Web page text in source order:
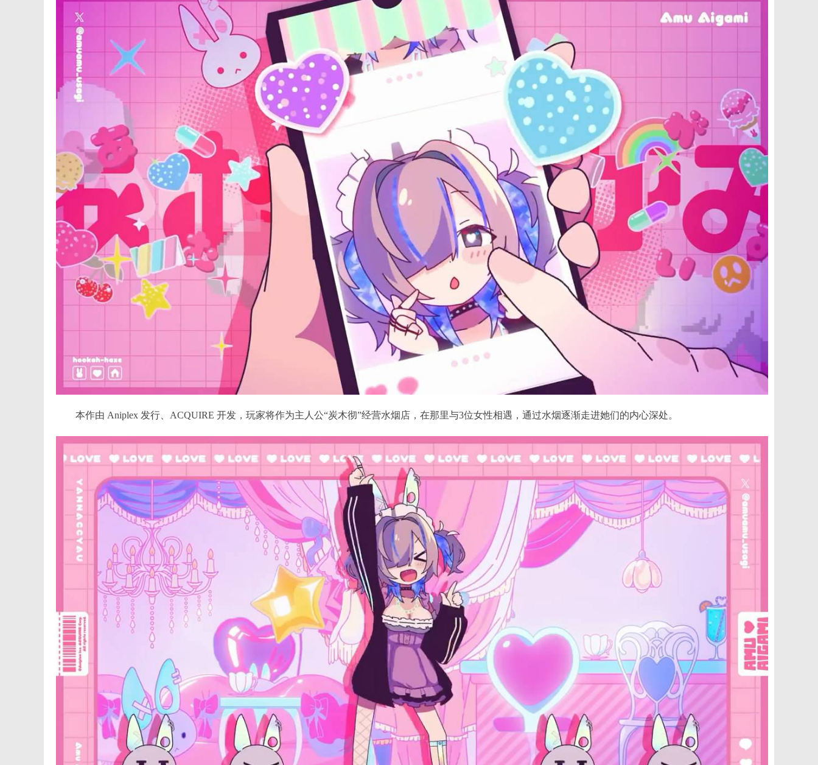
本作由 Aniplex 发行、ACQUIRE 开发，玩家将作为主人公“炭木彻”经营水烟店，在那里与3位女性相遇，通过水烟逐渐走进她们的内心深处。